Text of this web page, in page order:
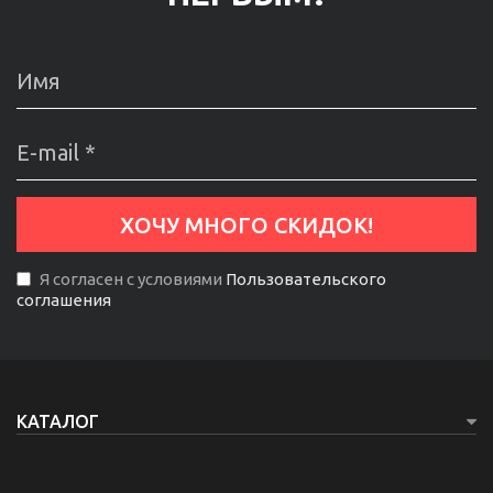
Я согласен с условиями Пользовательского
соглашения
КАТАЛОГ